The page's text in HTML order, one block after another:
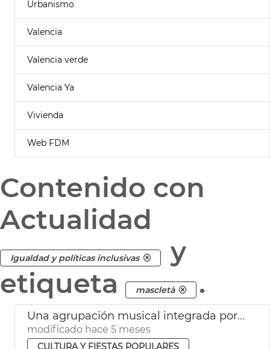
Urbanismo
Valencia
Valencia verde
Valencia Ya
Vivienda
Web FDM
Contenido con
Actualidad
Igualdad y políticas inclusivas
y
etiqueta
mascletà .
Una agrupación musical integrada por mujeres amenizará los prolegómenos de la mascletà del 8M València
modificado hace 5 meses
CULTURA Y FIESTAS POPULARES